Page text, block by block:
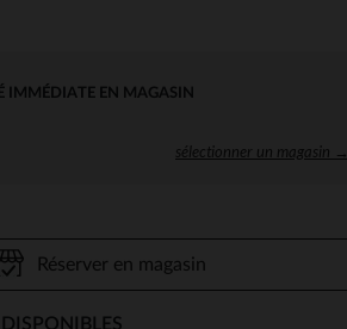
IMMÉDIATE EN MAGASIN
sélectionner un magasin →
Réserver en magasin